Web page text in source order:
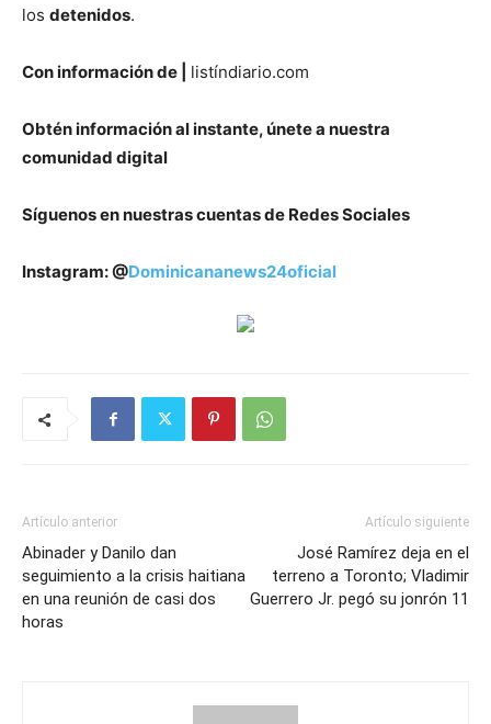
los detenidos.
Con información de | listíndiario.com
Obtén información al instante, únete a nuestra
comunidad digital
Síguenos en nuestras cuentas de Redes Sociales
Instagram: @Dominicananews24oficial
Artículo anterior
Abinader y Danilo dan
seguimiento a la crisis haitiana
en una reunión de casi dos
horas
Artículo siguiente
José Ramírez deja en el
terreno a Toronto; Vladimir
Guerrero Jr. pegó su jonrón 11